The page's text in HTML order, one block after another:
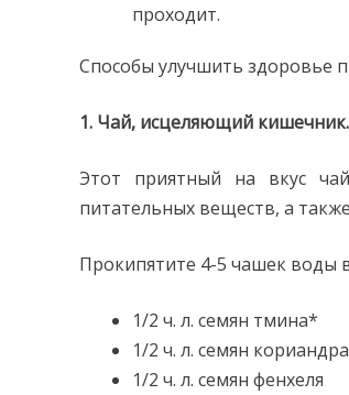
проходит.
Способы улучшить здоровье
1. Чай, исцеляющий кишечник.
Этот приятный на вкус
питательных веществ, а
Прокипятите 4-5 чашек воды
1/2 ч. л. семян тмина*
1/2 ч. л. семян кориандра
1/2 ч. л. семян фенхеля